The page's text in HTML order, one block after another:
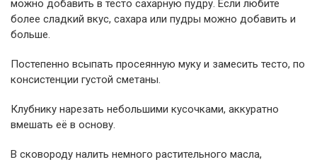
можно добавить в тесто сахарную пудру. Если любите
более сладкий вкус, сахара или пудры можно добавить и
больше.
Постепенно всыпать просеянную муку и замесить тесто, по
консистенции густой сметаны.
Клубнику нарезать небольшими кусочками, аккуратно
вмешать её в основу.
В сковороду налить немного растительного масла,